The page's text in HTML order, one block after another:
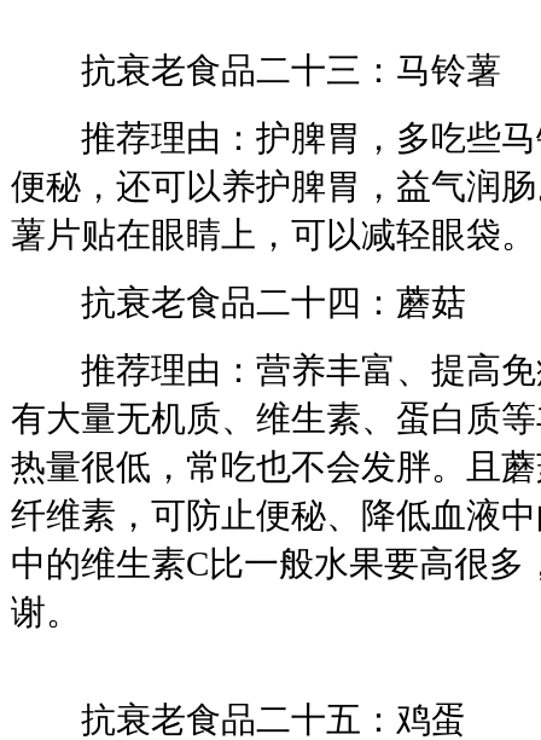
抗衰老食品二十三：马铃薯
推荐理由：护脾胃，多吃些马
便秘，还可以养护脾胃，益气润
薯片贴在眼睛上，可以减轻眼袋。
抗衰老食品二十四：蘑菇
推荐理由：营养丰富、提高免
有大量无机质、维生素、蛋白质
热量很低，常吃也不会发胖。且
纤维素，可防止便秘、降低血液
中的维生素C比一般水果要高很多
谢。
抗衰老食品二十五：鸡蛋